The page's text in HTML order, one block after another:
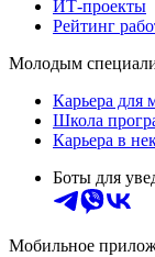
ИТ-проекты
Рейтинг
Молодым
Карьера для
Школа
Карьера в
Боты для
Мобильное